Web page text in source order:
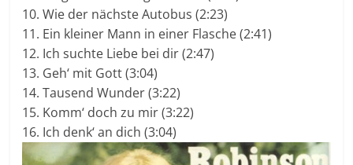
10. Wie der nächste Autobus (2:23)
11. Ein kleiner Mann in einer Flasche (2:41)
12. Ich suchte Liebe bei dir (2:47)
13. Geh‘ mit Gott (3:04)
14. Tausend Wunder (3:22)
15. Komm‘ doch zu mir (3:22)
16. Ich denk‘ an dich (3:04)